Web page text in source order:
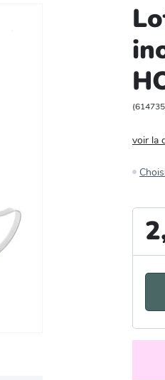
(614735
voir la